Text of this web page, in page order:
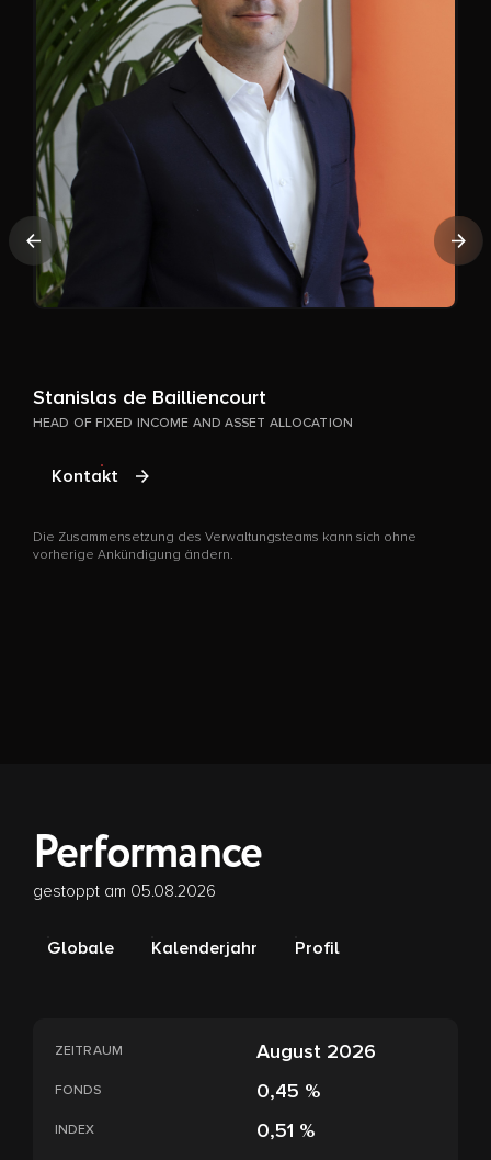
Stanislas de Bailliencourt
HEAD OF FIXED INCOME AND ASSET ALLOCATION
Kontakt
Die Zusammensetzung des Verwaltungsteams kann sich ohne
vorherige Ankündigung ändern.
Vorherige
Performance
gestoppt am 05.08.2026
Globale Kalenderjahr Profil
ZEITRAUM August 2026
FONDS 0,45 %
INDEX 0,51 %